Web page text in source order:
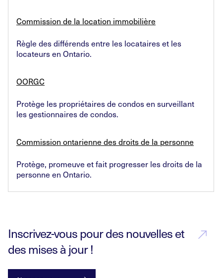
Commission de la location immobilière
Règle des différends entre les locataires et les
locateurs en Ontario.
OORGC
Protège les propriétaires de condos en surveillant
les gestionnaires de condos.
Commission ontarienne des droits de la personne
Protège, promeuve et fait progresser les droits de la
personne en Ontario.
Inscrivez-vous pour des nouvelles et
des mises à jour !